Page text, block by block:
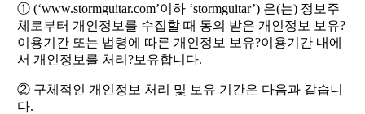
① (‘www.stormguitar.com’이하 ‘stormguitar’) 은(는) 정보주
체로부터 개인정보를 수집할 때 동의 받은 개인정보 보유?
이용기간 또는 법령에 따른 개인정보 보유?이용기간 내에
서 개인정보를 처리?보유합니다.
② 구체적인 개인정보 처리 및 보유 기간은 다음과 같습니
다.